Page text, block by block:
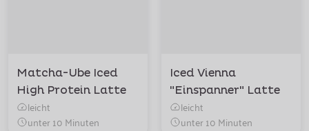
Matcha-Ube Iced
High Protein Latte
leicht
unter 10 Minuten
Iced Vienna
"Einspanner" Latte
leicht
unter 10 Minuten